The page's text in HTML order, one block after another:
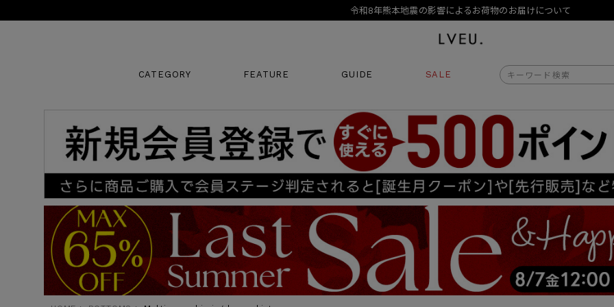
10,000円以上ご購入で送料無料
夏季休業日のご案内
10,000円以上ご購入で送料無料
新規会員登録でもれなく500ポイントプレゼント
令和8年熊本地震の影響によるお荷物のお届けについて
CATEGORY FEATURE GUIDE SALE
商品番号
販売タイプ
新着 再入荷
SALE
商品タイプ
ORIGINAL
カラー 価格（税込）